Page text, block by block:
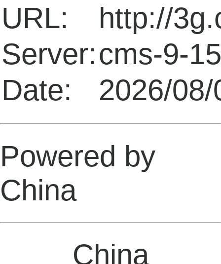
URL:
http://
Server:cms-9-
Date:
2026/
Powered by
China
China